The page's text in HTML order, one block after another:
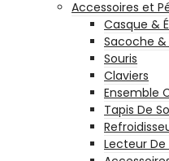
Accessoires et
Casque &
Sacoche &
Souris
Claviers
Ensemble
Tapis De
Lecteur De